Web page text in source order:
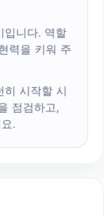
입니다. 역할
력을 키워 주
히 시작할 시
점검하고,
.